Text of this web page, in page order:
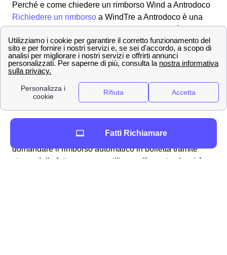
Perché e come chiedere un rimborso Wind a Antrodoco
Richiedere un rimborso a WindTre a Antrodoco è una
procedura alquanto semplice e lineare che può essere
svolta per molteplici ragioni, ad esempio:
fatturazioni errate
addebito ogni 28 giorni
problemi con la business SIM windtre a
Antrodoco
richiesta del credito residuo
a Antrodoco vi sono molteplici modalità: si può
domandare il rimborso automatico in bolletta tramite
storno della fattura oppure utilizzare l'importo che vi è
Fatti Richiamare